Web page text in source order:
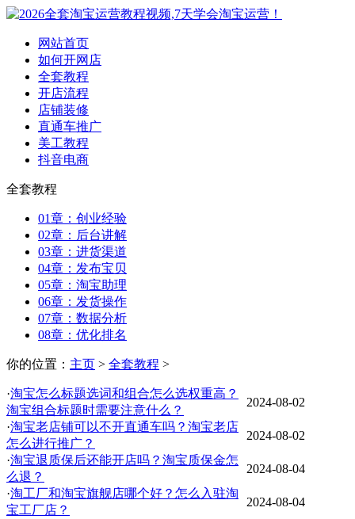
网站首页
如何开网店
全套教程
开店流程
店铺装修
直通车推广
美工教程
抖音电商
全套教程
01章：创业经验
02章：后台讲解
03章：进货渠道
04章：发布宝贝
05章：淘宝助理
06章：发货操作
07章：数据分析
08章：优化排名
你的位置： 主页 > 全套教程 >
·淘宝怎么标题选词和组合怎么选权重高？
淘宝组合标题时需要注意什么？
2024-08-02
·淘宝老店铺可以不开直通车吗？淘宝老店
怎么进行推广？
2024-08-02
·淘宝退质保后还能开店吗？淘宝质保金怎
么退？
2024-08-04
·淘工厂和淘宝旗舰店哪个好？怎么入驻淘
宝工厂店？
2024-08-04